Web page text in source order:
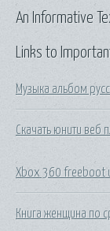
Links to
Музыка альбом
Скачать юнити веб
Xbox 360 freeboot
Книга женщина по
An Informative